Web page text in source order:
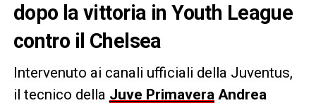
dopo la vittoria in Youth League
contro il Chelsea
Intervenuto ai canali ufficiali della Juventus,
il tecnico della Juve Primavera Andrea